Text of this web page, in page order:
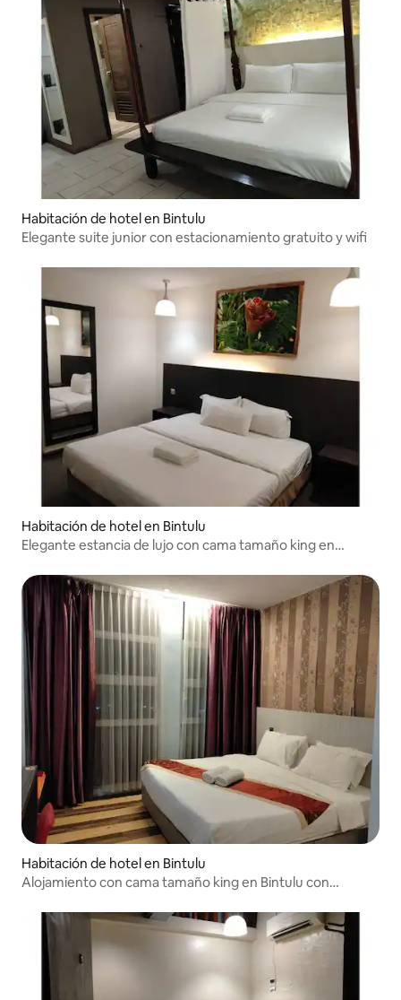
Habitación de hotel en Bintulu
Elegante suite junior con estacionamiento gratuito y wifi
Habitación de hotel en Bintulu
Elegante estancia de lujo con cama tamaño king en
Habitación de hotel en Bintulu
Alojamiento con cama tamaño king en Bintulu con